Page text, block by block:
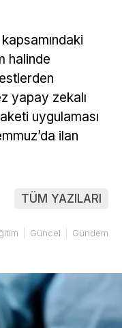
halinde
yapay zekalı
uygulaması
ilan
TÜM YAZILARI
Güncel Gündem